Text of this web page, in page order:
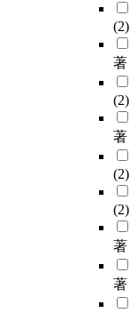
(2)
著
(2)
著
(2)
(2)
著
著